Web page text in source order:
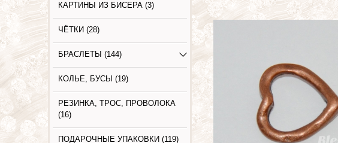
КАРТИНЫ ИЗ БИСЕРА (3)
ЧЁТКИ (28)
БРАСЛЕТЫ (144)
КОЛЬЕ, БУСЫ (19)
РЕЗИНКА, ТРОС, ПРОВОЛОКА
(16)
ПОДАРОЧНЫЕ УПАКОВКИ (119)